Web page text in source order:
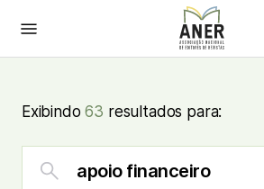
Exibindo63 resultados para: